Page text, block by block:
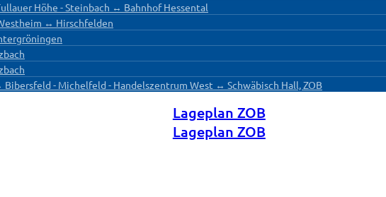
Höhe - Steinbach ↔ Bahnhof Hessental
↔ Hirschfelden
Bibersfeld - Michelfeld - Handelszentrum West ↔ Schwäbisch Hall, ZOB
Lageplan ZOB
Lageplan ZOB